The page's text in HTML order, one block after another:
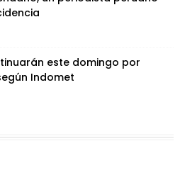
este domingo por
Indomet